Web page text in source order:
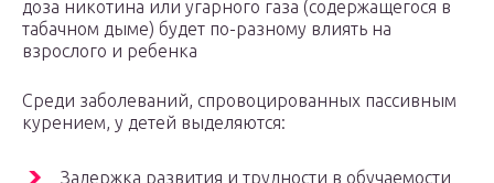
доза никотина или угарного газа (содержащегося в
табачном дыме) будет по-разному влиять на
взрослого и ребенка
Среди заболеваний, спровоцированных пассивным
курением, у детей выделяются:
Задержка развития и трудности в обучаемости